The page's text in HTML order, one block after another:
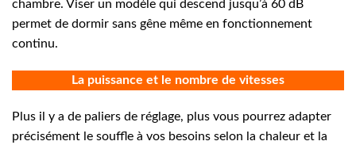
chambre. Viser un modèle qui descend jusqu’à 60 dB
permet de dormir sans gêne même en fonctionnement
continu.
La puissance et le nombre de vitesses
Plus il y a de paliers de réglage, plus vous pourrez adapter
précisément le souffle à vos besoins selon la chaleur et la